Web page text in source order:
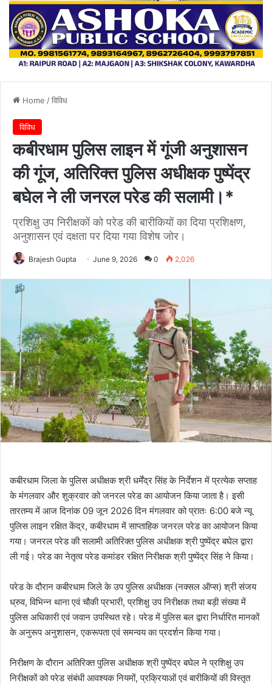
Home /विविध
विविध
कबीरधाम पुलिस लाइन में गूंजी अनुशासन
की गूंज, अतिरिक्त पुलिस अधीक्षक पुष्पेंद्र
बघेल ने ली जनरल परेड की सलामी।*
प्रशिक्षु उप निरीक्षकों को परेड की बारीकियों का दिया प्रशिक्षण,
अनुशासन एवं दक्षता पर दिया गया विशेष जोर।
Brajesh Gupta June 9, 2026 0 2,026
कबीरधाम जिला के पुलिस अधीक्षक श्री धर्मेंद्र सिंह के निर्देशन में प्रत्येक सप्ताह
के मंगलवार और शुक्रवार को जनरल परेड का आयोजन किया जाता है। इसी
तारतम्य में आज दिनांक 09 जून 2026 दिन मंगलवार को प्रातः 6:00 बजे न्यू
पुलिस लाइन रक्षित केंद्र, कबीरधाम में साप्ताहिक जनरल परेड का आयोजन किया
गया। जनरल परेड की सलामी अतिरिक्त पुलिस अधीक्षक श्री पुष्पेंद्र बघेल द्वारा
ली गई। परेड का नेतृत्व परेड कमांडर रक्षित निरीक्षक श्री पुष्पेंद्र सिंह ने किया।
परेड के दौरान कबीरधाम जिले के उप पुलिस अधीक्षक (नक्सल ऑप्स) श्री संजय
ध्रुव, विभिन्न थाना एवं चौकी प्रभारी, प्रशिक्षु उप निरीक्षक तथा बड़ी संख्या में
पुलिस अधिकारी एवं जवान उपस्थित रहे। परेड में पुलिस बल द्वारा निर्धारित मानकों
के अनुरूप अनुशासन, एकरूपता एवं समन्वय का प्रदर्शन किया गया।
निरीक्षण के दौरान अतिरिक्त पुलिस अधीक्षक श्री पुष्पेंद्र बघेल ने प्रशिक्षु उप
निरीक्षकों को परेड संबंधी आवश्यक नियमों, प्रक्रियाओं एवं बारीकियों की विस्तृत